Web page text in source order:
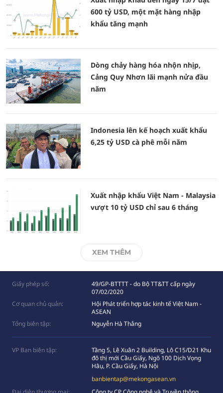
600 tỷ USD, một mặt hàng nhập
khẩu tăng mạnh
Dòng chảy hàng hóa nhộn nhịp,
Cảng Quy Nhơn lãi mạnh nửa đầu
năm
Indonesia lên kế hoạch xuất khẩu
6,25 tỷ USD cà phê mỗi năm
Xuất nhập khẩu Việt Nam - Malaysia
vượt 10 tỷ USD chỉ sau 6 tháng
XEM THÊM
Giấy phép số:
49/GP-BTTTT - do Bộ TT&TT cấp ngày
07/02/2020
Cơ quan chủ quản:
Hội Phát triển hợp tác kinh tế Việt Nam -
ASEAN
Tổng biên tập:
Nguyễn Hà Thắng
VP Ban biên tập:
Tầng 5, Lê Xuân 2 Building, Lô C15/D21 Khu
đô thị mới Cầu Giấy, Ngõ 100 Dịch Vọng
Hâụ, P. Cầu Giấy, Hà Nội
banbientap@mekongasean.vn